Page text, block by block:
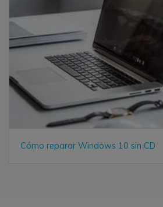
Cómo reparar Windows 10 sin CD